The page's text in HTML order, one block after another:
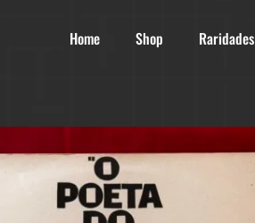
Home Shop Raridades